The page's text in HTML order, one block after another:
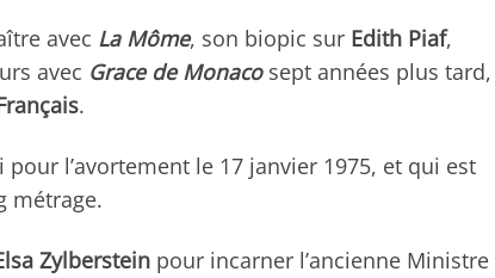
avec La Môme, son biopic sur Edith Piaf,
avec Grace de Monacosept années plus tard,
.
l’avortement le 17 janvier 1975, et qui est
métrage.
Zylberstein pour incarner l’ancienne Ministre